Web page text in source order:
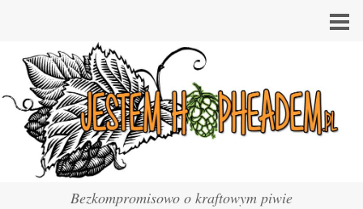
Bezkompromisowo o kraftowym piwie